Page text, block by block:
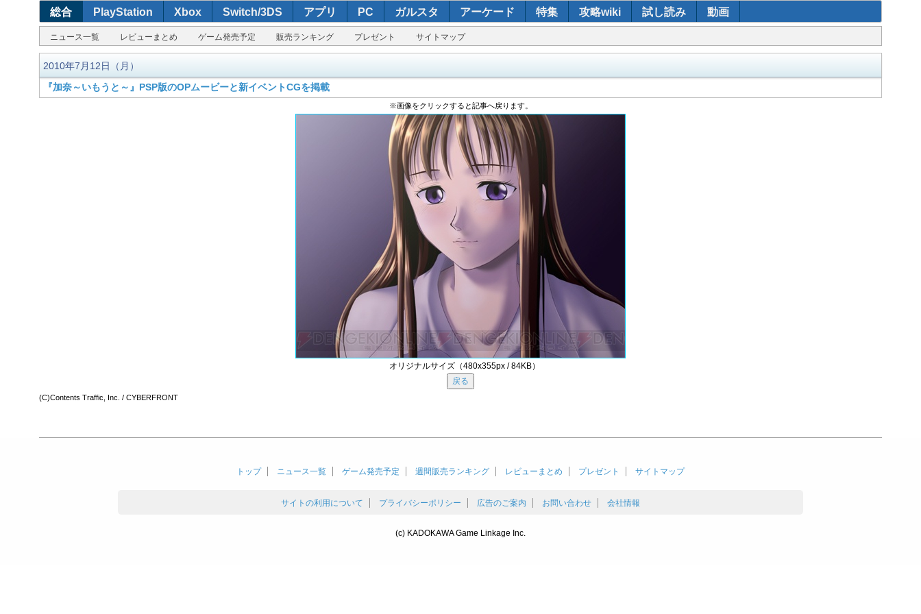
総合 PlayStation Xbox Switch/3DS アプリ PC ガルスタ アーケード 特集 攻略wiki 試し読み 動画
ニュース一覧 レビューまとめ ゲーム発売予定 販売ランキング プレゼント サイトマップ
2010年7月12日（月）
『加奈～いもうと～』PSP版のOPムービーと新イベントCGを掲載
※画像をクリックすると記事へ戻ります。
オリジナルサイズ（480x355px / 84KB）
(C)Contents Traffic, Inc. / CYBERFRONT
トップ ニュース一覧 ゲーム発売予定 週間販売ランキング レビューまとめ プレゼント サイトマップ
サイトの利用について プライバシーポリシー 広告のご案内 お問い合わせ 会社情報
(c) KADOKAWA Game Linkage Inc.